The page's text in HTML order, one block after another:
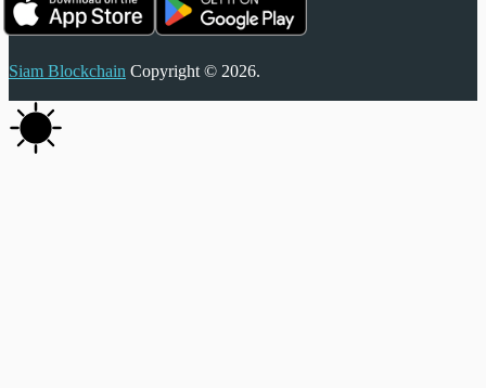
Siam Blockchain Copyright © 2026.